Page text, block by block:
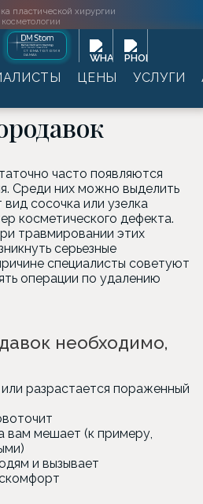
пластической хирургии
косметологии
СТОМАТОЛОГИЯ
DAMAS
ЦЕНЫ УСЛУГИ
новообразований
→
часто появляются
Среди них можно выделить
сосочка или узелка
косметического дефекта.
травмировании этих
серьезные
специалисты советуют
операции по удалению
необходимо,
разрастается пораженный
вам мешает (к примеру,
и вызывает